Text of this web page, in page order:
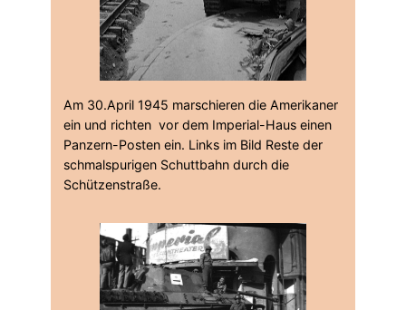
Am 30.April 1945 marschieren die Amerikaner
ein und richten vor dem Imperial-Haus einen
Panzern-Posten ein. Links im Bild Reste der
schmalspurigen Schuttbahn durch die
Schützenstraße.